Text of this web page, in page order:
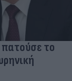
πατούσε το